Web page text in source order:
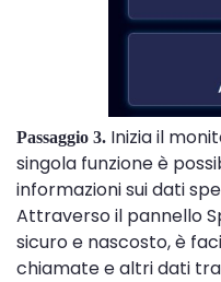
Passaggio 3. Inizia il
singola funzione è
informazioni sui dati
Attraverso il pannello
sicuro e nascosto, è
chiamate e altri dati